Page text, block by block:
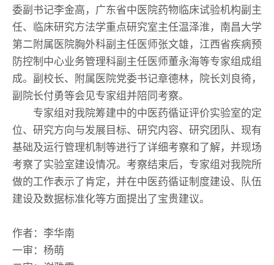
委副书记李金高，广东省中医院药物临床试验机构副主
任、临床研究方法学重点研究室主任温泽淮，南昌大学
第二附属医院胸外科副主任医师张文雄，江西省疾病预
防控制中心业务管理科副主任医师董永海等专家组成组
成。副校长、附属医院党委书记章德林，院长刘良徛，
副院长付勇等会见专家组并陪同考察。
专家组对我院筹建中的中医药循证评价实验室的定
位、研究方向与发展目标、研究内容、研究团队、现有
基础及运行管理机制等进行了详细考察和了解，并现场
考察了实验室建设情况。考察结束后，专家组对我院所
做的工作表示了肯定，并在中医药循证制度建设、队伍
建设及数据标准化等方面提出了宝贵建议。
作者：李华南
一审：杨萌